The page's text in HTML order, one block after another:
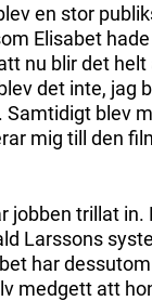
en stor
Elisabet
nu blir det
det inte, jag
blev
mig till den
jobben trillat in.
Larssons
har
medgett att